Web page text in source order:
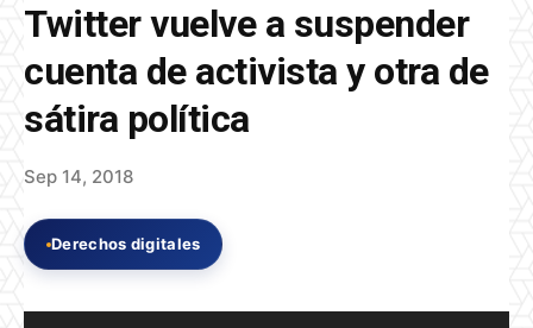
Twitter vuelve a suspender
cuenta de activista y otra de
sátira política
Sep 14, 2018
Derechos digitales